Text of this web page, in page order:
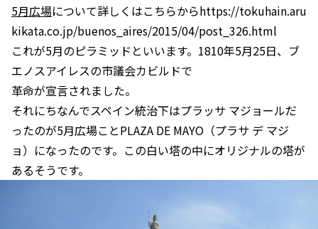
5月広場について詳しくはこちらからhttps://tokuhain.aru
kikata.co.jp/buenos_aires/2015/04/post_326.html
これが5月のピラミッドといいます。1810年5月25日、ブ
エノスアイレスの市議会カビルドで
革命が宣言されました。
それにちなんでスペイン統治下はプラッサ マジョールだ
ったのが5月広場ことPLAZA DE MAYO（プラサ デ マジ
ョ）になったのです。この白い塔の中にオリジナルの塔が
あるそうです。